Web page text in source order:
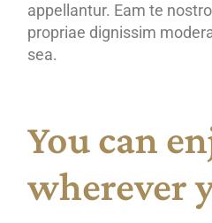
appellantur. Eam te
propriae dignissim
sea.
You can
wherever